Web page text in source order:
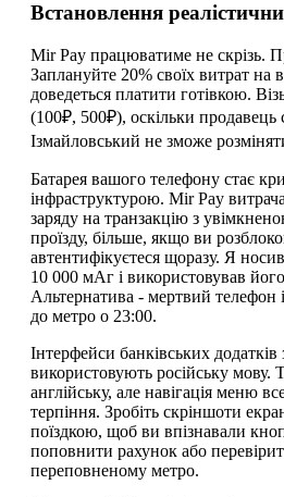
Встановлення
Mir Pay працюватиме не скрізь.
Заплануйте 20% своїх витрат на
доведеться платити готівкою.
(100₽, 500₽), оскільки продавець
Ізмайловський не зможе
Батарея вашого телефону стає
інфраструктурою. Mir Pay
заряду на транзакцію з
проїзду, більше, якщо ви
автентифікуєтеся щоразу. Я
10 000 мАг і використовував його
Альтернатива - мертвий телефон
до метро о 23:00.
Інтерфейси банківських
використовують російську мову.
англійську, але навігація меню
терпіння. Зробіть скріншоти
поїздкою, щоб ви впізнавали
поповнити рахунок або
переповненому метро.